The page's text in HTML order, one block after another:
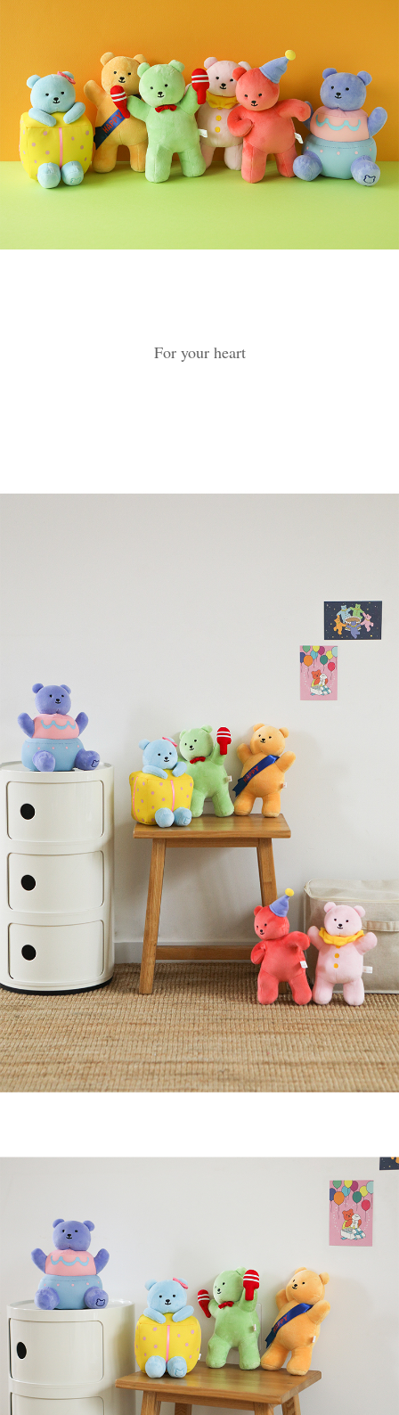
For your heart